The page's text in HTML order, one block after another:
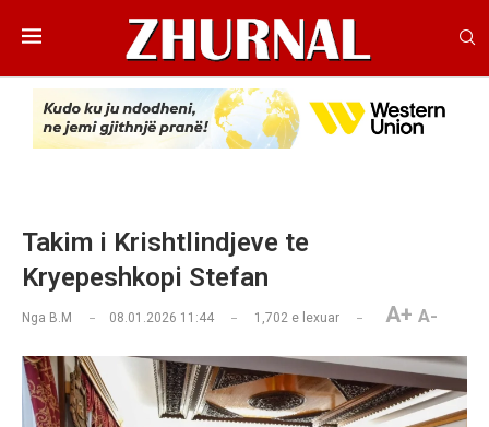
Takim i Krishtlindjeve te
Kryepeshkopi Stefan
Nga B.M 08.01.2026 11:44 1,702 e lexuar A+ A-